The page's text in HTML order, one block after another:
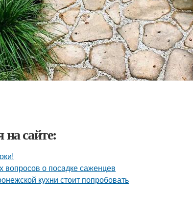
сайте:
вопросов о посадке саженцев
кухни стоит попробовать